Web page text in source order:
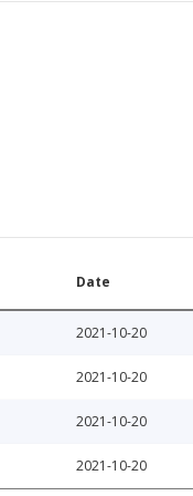
Date
2021-10-20
2021-10-20
2021-10-20
2021-10-20